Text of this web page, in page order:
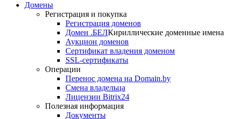
Домены
Регистрация и покупка
Регистрация доменов
Домен .БЕЛКириллические доменные имена
Аукцион доменов
Сертификат владения доменом
SSL-сертификаты
Операции
Перенос домена на Domain.by
Смена владельца
Лицензии Bitrix24
Полезная информация
Документы